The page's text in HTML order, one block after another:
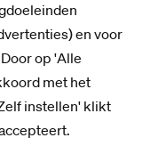
en voor
op 'Alle
met het
instellen' klikt